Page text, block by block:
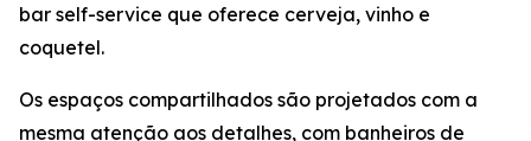
bar self-service que oferece cerveja, vinho e
coquetel.
Os espaços compartilhados são projetados com a
mesma atenção aos detalhes, com banheiros de